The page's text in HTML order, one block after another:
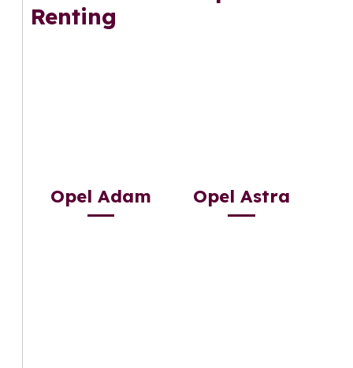
Renting
Opel Adam Opel Astra